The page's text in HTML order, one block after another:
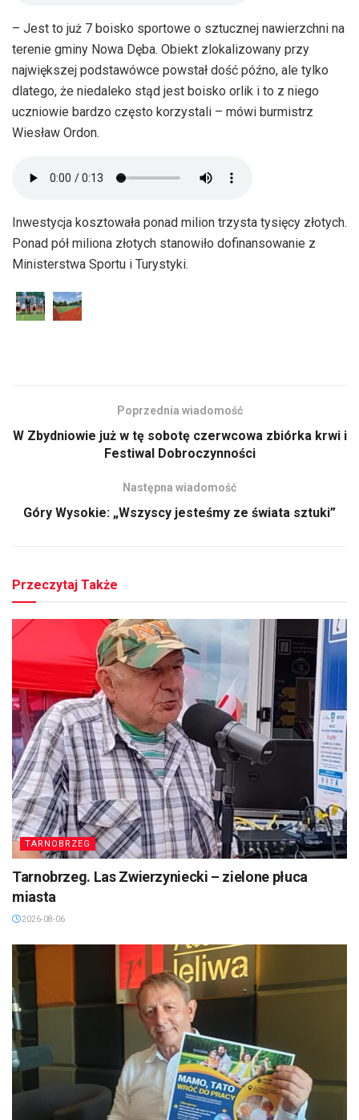
– Jest to już 7 boisko sportowe o sztucznej nawierzchni na
terenie gminy Nowa Dęba. Obiekt zlokalizowany przy
największej podstawówce powstał dość późno, ale tylko
dlatego, że niedaleko stąd jest boisko orlik i to z niego
uczniowie bardzo często korzystali – mówi burmistrz
Wiesław Ordon.
Inwestycja kosztowała ponad milion trzysta tysięcy złotych.
Ponad pół miliona złotych stanowiło dofinansowanie z
Ministerstwa Sportu i Turystyki.
Poprzednia wiadomość
W Zbydniowie już w tę sobotę czerwcowa zbiórka krwi i
Festiwal Dobroczynności
Następna wiadomość
Góry Wysokie: „Wszyscy jesteśmy ze świata sztuki”
Przeczytaj Także
TARNOBRZEG
Tarnobrzeg. Las Zwierzyniecki – zielone płuca
miasta
2026-08-06